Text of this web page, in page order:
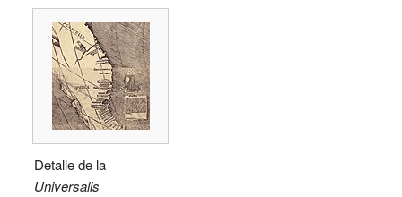
Detalle de la
Universalis